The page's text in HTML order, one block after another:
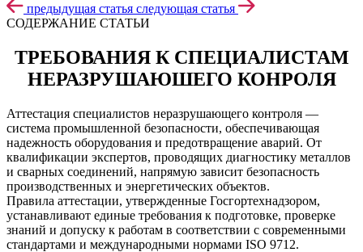
предыдущая статья следующая статья
СОДЕРЖАНИЕ СТАТЬИ
ТРЕБОВАНИЯ К СПЕЦИАЛИСТАМ
НЕРАЗРУШАЮШЕГО КОНРОЛЯ
Аттестация специалистов неразрушающего контроля —
система промышленной безопасности, обеспечивающая
надежность оборудования и предотвращение аварий. От
квалификации экспертов, проводящих диагностику металлов
и сварных соединений, напрямую зависит безопасность
производственных и энергетических объектов.
Правила аттестации, утвержденные Госгортехнадзором,
устанавливают единые требования к подготовке, проверке
знаний и допуску к работам в соответствии с современными
стандартами и международными нормами ISO 9712.